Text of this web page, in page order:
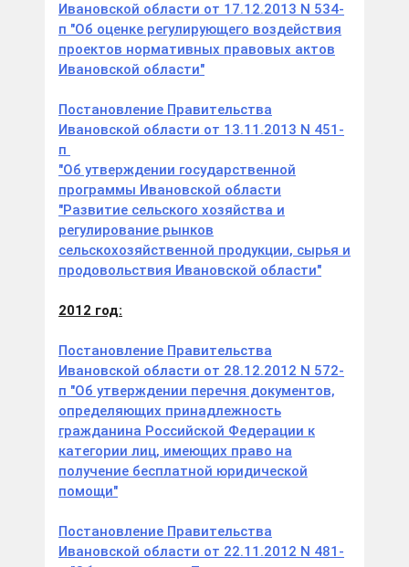
Ивановской области от 17.12.2013 N 534-
п "Об оценке регулирующего воздействия
проектов нормативных правовых актов
Ивановской области"
Постановление Правительства
Ивановской области от 13.11.2013 N 451-
п
"Об утверждении государственной
программы Ивановской области
"Развитие сельского хозяйства и
регулирование рынков
сельскохозяйственной продукции, сырья и
продовольствия Ивановской области"
2012 год:
Постановление Правительства
Ивановской области от 28.12.2012 N 572-
п "Об утверждении перечня документов,
определяющих принадлежность
гражданина Российской Федерации к
категории лиц, имеющих право на
получение бесплатной юридической
помощи"
Постановление Правительства
Ивановской области от 22.11.2012 N 481-